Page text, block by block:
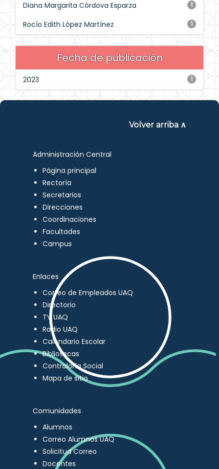
1
Diana Margarita Córdova Esparza
1
Rocío Edith López Martínez
Fecha de publicación
1
2023
Volver arriba ∧
Administración Central
Página principal
Rectoría
Secretarios
Direcciones
Coordinaciones
Facultades
Campus
Enlaces
Correo de Empleados UAQ
Directorio
TV UAQ
Radio UAQ
Calendario Escolar
Bibliotecas
Contraloría Social
Mapa de sitio
Comunidades
Alumnos
Correo Alumnos UAQ
Solicitud Correo
Docentes